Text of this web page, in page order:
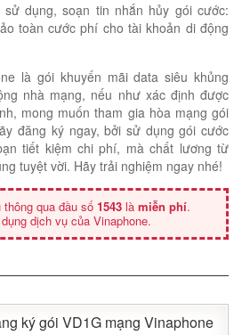
dụng, soạn tin nhắn hủy gói cước:
toàn cước phí cho tài khoản di động
là gói khuyến mãi data siêu khủng
nhà mạng, nếu như xác định được
mong muốn tham gia hòa mạng gói
đăng ký ngay, bởi sử dụng gói cước
tiết kiệm chi phí, mà chất lương từ
tuyệt vời. Hãy trải nghiệm ngay nhé!
qua đầu số 1543 là miễn phí.
dịch vụ của Vinaphone.
ký gói VD1G mạng Vinaphone